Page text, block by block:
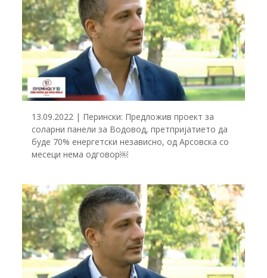
13.09.2022 | Перински: Предложив проект за
соларни панели за Водовод, претпријатието да
буде 70% енергетски независно, од Арсовска со
месеци нема одговор￼